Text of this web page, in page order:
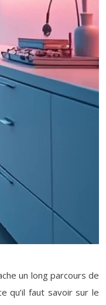
un long parcours de
qu’il faut savoir sur le